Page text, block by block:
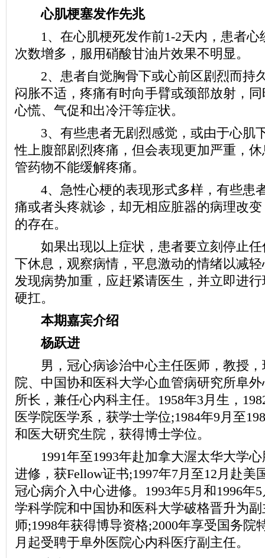
心肌梗塞发作先兆
1、在心肌梗死发作前1-2天内，患者心
次数增多，服用硝酸甘油片效果不明显。
2、患者自觉胸骨下或心前区剧烈而持
闷胀不适，疼痛有时向手臂或颈部放射，
心慌、气促和出冷汗等症状。
3、有些患者无剧烈感觉，或由于心肌
性上腹部剧烈疼痛，但会表现更加严重，
管药物不能缓解疼痛。
4、急性心梗的表现形式多样，有些患
痛或者头疼就诊，却无相应脏器的病理改
的存在。
如果出现以上症状，患者要立刻停止任
下休息，观察病情，平息激动的情绪以减
发现病势加重，应赶紧请医生，并立即进
硬扛。
本期嘉宾介绍
杨跃进
男，冠心病诊治中心主任医师，教授，
院、中国协和医科大学心血管病研究所阜
所长，兼任心内科主任。1958年3月生，
医学院医学系，获学士学位;1984年9月至
和医大研究生院，获得博士学位。
1991年至1993年赴加拿大渥太华大学心
进修，获Fellow证书;1997年7月至12月赴美
冠心病介入中心进修。1993年5月和1996年
学科学院和中国协和医科大学破格晋升为
师;1998年获得博导资格;2000年享受国务院
月起受聘于阜外医院心内科医疗副主任。